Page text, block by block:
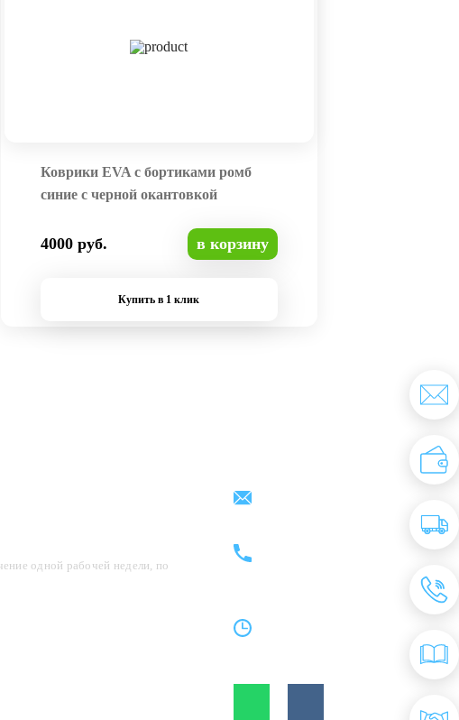
Коврики EVA с бортиками ромб
синие с черной окантовкой
4000 руб. в корзину
Купить в 1 клик
одной рабочей недели, по